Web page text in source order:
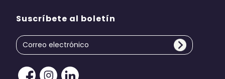
Suscríbete al boletín